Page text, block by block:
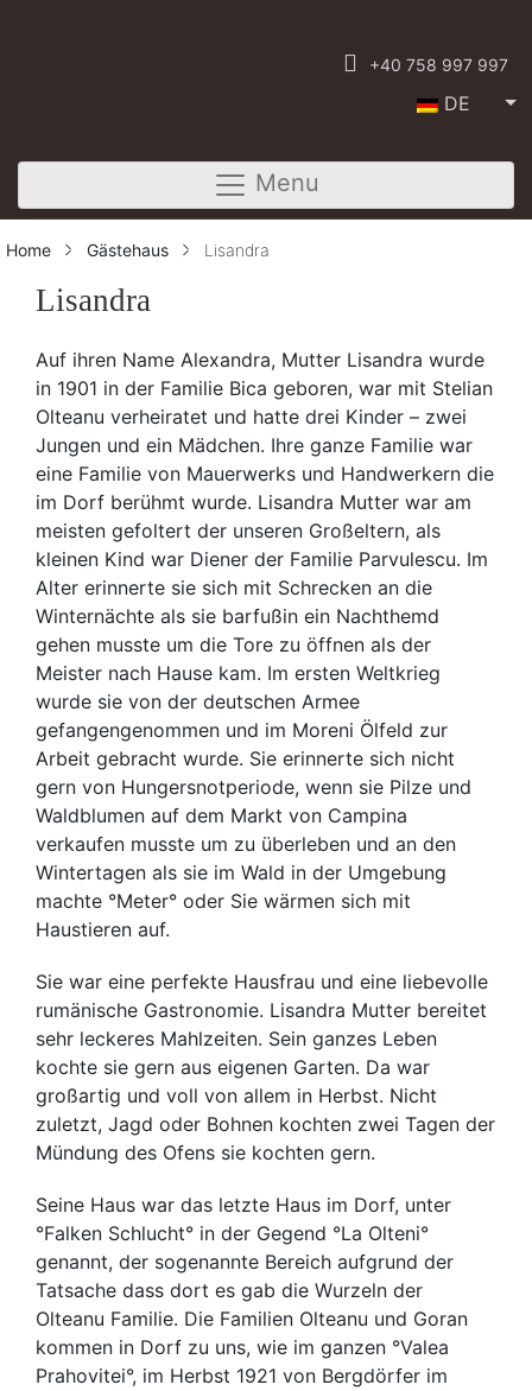
+40 758 997 997
DE
Menu
Home Gästehaus Lisandra
Lisandra
Auf ihren Name Alexandra, Mutter Lisandra wurde
in 1901 in der Familie Bica geboren, war mit Stelian
Olteanu verheiratet und hatte drei Kinder – zwei
Jungen und ein Mädchen. Ihre ganze Familie war
eine Familie von Mauerwerks und Handwerkern die
im Dorf berühmt wurde. Lisandra Mutter war am
meisten gefoltert der unseren Großeltern, als
kleinen Kind war Diener der Familie Parvulescu. Im
Alter erinnerte sie sich mit Schrecken an die
Winternächte als sie barfußin ein Nachthemd
gehen musste um die Tore zu öffnen als der
Meister nach Hause kam. Im ersten Weltkrieg
wurde sie von der deutschen Armee
gefangengenommen und im Moreni Ölfeld zur
Arbeit gebracht wurde. Sie erinnerte sich nicht
gern von Hungersnotperiode, wenn sie Pilze und
Waldblumen auf dem Markt von Campina
verkaufen musste um zu überleben und an den
Wintertagen als sie im Wald in der Umgebung
machte °Meter° oder Sie wärmen sich mit
Haustieren auf.
Sie war eine perfekte Hausfrau und eine liebevolle
rumänische Gastronomie. Lisandra Mutter bereitet
sehr leckeres Mahlzeiten. Sein ganzes Leben
kochte sie gern aus eigenen Garten. Da war
großartig und voll von allem in Herbst. Nicht
zuletzt, Jagd oder Bohnen kochten zwei Tagen der
Mündung des Ofens sie kochten gern.
Seine Haus war das letzte Haus im Dorf, unter
°Falken Schlucht° in der Gegend °La Olteni°
genannt, der sogenannte Bereich aufgrund der
Tatsache dass dort es gab die Wurzeln der
Olteanu Familie. Die Familien Olteanu und Goran
kommen in Dorf zu uns, wie im ganzen °Valea
Prahovitei°, im Herbst 1921 von Bergdörfer im